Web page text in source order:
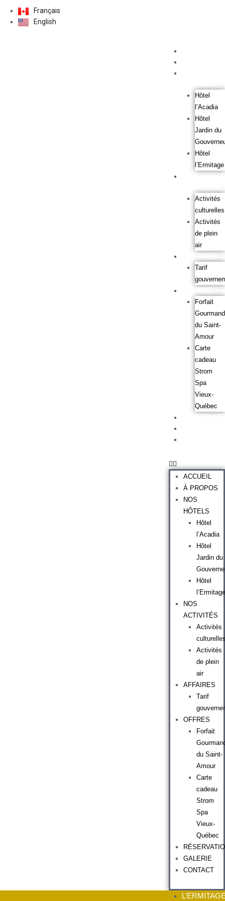
Français
English
Hôtel
l’Acadia
Hôtel
Jardin du
Hôtel
l’Ermitage
Activités
culturelles
Activités
de plein
air
AFFAIRES
Tarif
OFFRES
Forfait
Gourmand
du Saint-
Amour
Carte
cadeau
Strom
Spa
Vieux-
Québec
ACCUEIL
À PROPOS
NOS
HÔTELS
Hôtel
l’Acadia
Hôtel
Jardin du
Hôtel
l’Ermitage
NOS
ACTIVITÉS
Activités
Activités
de plein
air
AFFAIRES
Tarif
OFFRES
Forfait
du Saint-
Amour
Carte
cadeau
Strom
Spa
Vieux-
Québec
GALERIE
CONTACT